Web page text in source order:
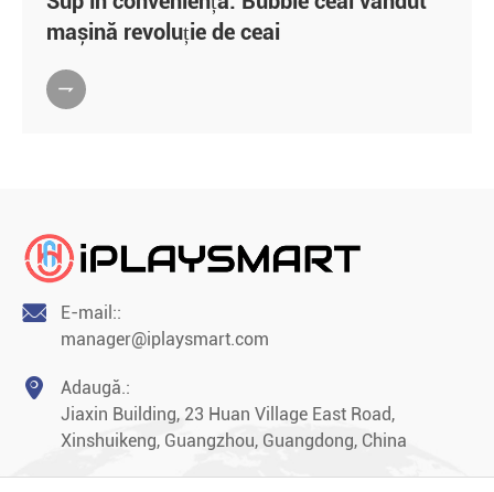
mașină revoluție de ceai


E-mail::
manager@iplaysmart.com

Adaugă.:
Jiaxin Building, 23 Huan Village East Road,
Xinshuikeng, Guangzhou, Guangdong, China